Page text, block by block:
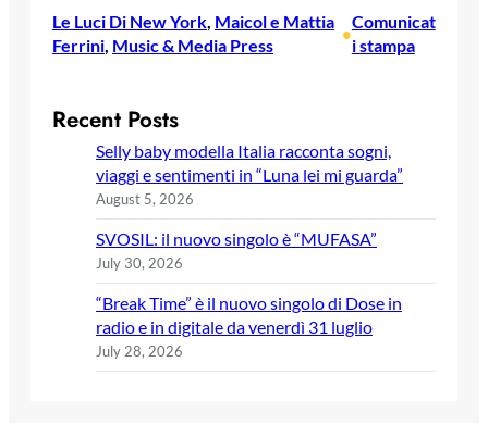
Le Luci Di New York, Maicol e Mattia
Ferrini, Music & Media Press
•
Comunicat
i stampa
Recent Posts
Selly baby modella Italia racconta sogni,
viaggi e sentimenti in “Luna lei mi guarda”
August 5, 2026
SVOSIL: il nuovo singolo è “MUFASA”
July 30, 2026
“Break Time” è il nuovo singolo di Dose in
radio e in digitale da venerdì 31 luglio
July 28, 2026